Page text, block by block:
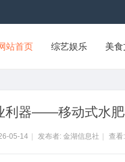
站首页 综艺娱乐 美
利器——移动式水
05-14 发布者: 金湖信息社 查